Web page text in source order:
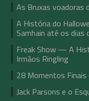
As Bruxas voadoras
A História do
Samhain até os dias
Freak Show — A
Irmãos Ringling
28 Momentos
Jack Parsons e o